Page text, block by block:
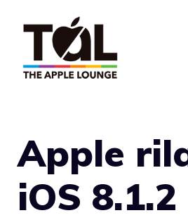
contenuto
Apple
iOS 8.1.2